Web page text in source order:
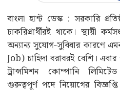
বাংলা হান্ট ডেস্ক : সরকারি
চাকরিপ্রার্থীরই থাকে। স্থায়ী
অন্যান্য সুযোগ-সুবিধার কারণে
Job) চাহিদা বরাবরই বেশি। এবার
ট্রান্সমিশন কোম্পানি
গুরুত্বপূর্ণ পদে নিয়োগের